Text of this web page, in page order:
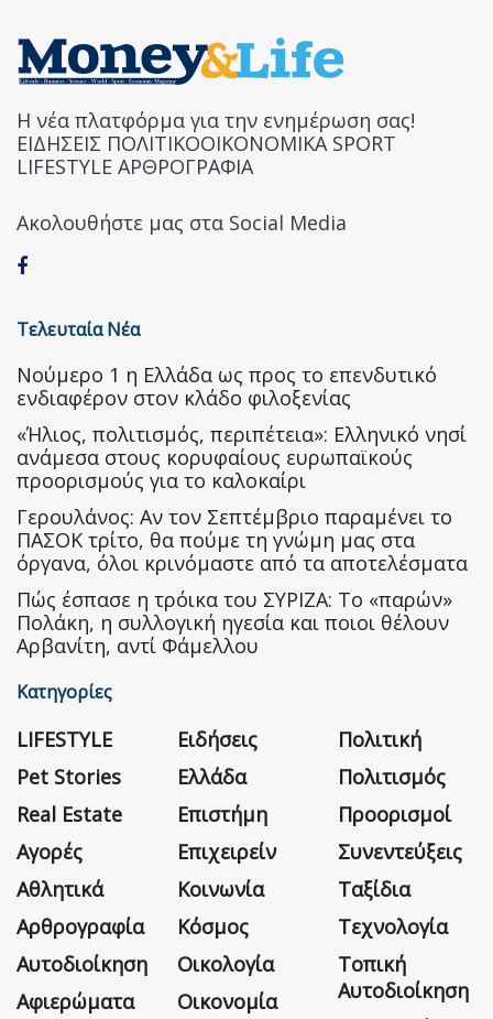
Η νέα πλατφόρμα για την ενημέρωση σας!
ΕΙΔΗΣΕΙΣ ΠΟΛΙΤΙΚΟΟΙΚΟΝΟΜΙΚΑ SPORT
LIFESTYLE ΑΡΘΡΟΓΡΑΦΙΑ
Ακολουθήστε μας στα Social Media
Τελευταία Νέα
Nούμερο 1 η Ελλάδα ως προς το επενδυτικό
ενδιαφέρον στον κλάδο φιλοξενίας
«Ήλιος, πολιτισμός, περιπέτεια»: Ελληνικό νησί
ανάμεσα στους κορυφαίους ευρωπαϊκούς
προορισμούς για το καλοκαίρι
Γερουλάνος: Αν τον Σεπτέμβριο παραμένει το
ΠΑΣΟΚ τρίτο, θα πούμε τη γνώμη μας στα
όργανα, όλοι κρινόμαστε από τα αποτελέσματα
Πώς έσπασε η τρόικα του ΣΥΡΙΖΑ: Το «παρών»
Πολάκη, η συλλογική ηγεσία και ποιοι θέλουν
Αρβανίτη, αντί Φάμελλου
Κατηγορίες
LIFESTYLE
Pet Stories
Real Estate
Αγορές
Αθλητικά
Αρθρογραφία
Αυτοδιοίκηση
Αφιερώματα
Ειδήσεις
Ελλάδα
Επιστήμη
Επιχειρείν
Κοινωνία
Κόσμος
Οικολογία
Οικονομία
Πολιτική
Πολιτισμός
Προορισμοί
Συνεντεύξεις
Ταξίδια
Τεχνολογία
Τοπική
Αυτοδιοίκηση